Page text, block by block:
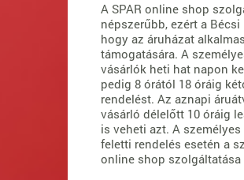
A SPAR online shop
népszerűbb, ezért a
hogy az áruházat
támogatására. A
vásárlók heti hat napon
pedig 8 órától 18 óráig
rendelést. Az aznapi
vásárló délelőtt 10 óráig
is veheti azt. A
feletti rendelés esetén a
online shop